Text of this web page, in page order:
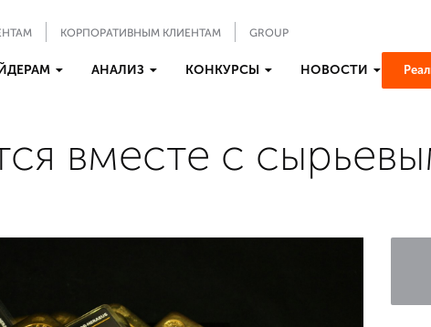
КОРПОРАТИВНЫМ КЛИЕНТАМ GROUP
АНАЛИЗ КОНКУРСЫ НОВОСТИ
вместе с